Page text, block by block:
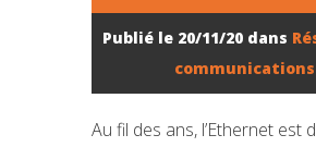
Publié le 20/11/20 dans
communications
Au fil des ans, l’Ethernet est